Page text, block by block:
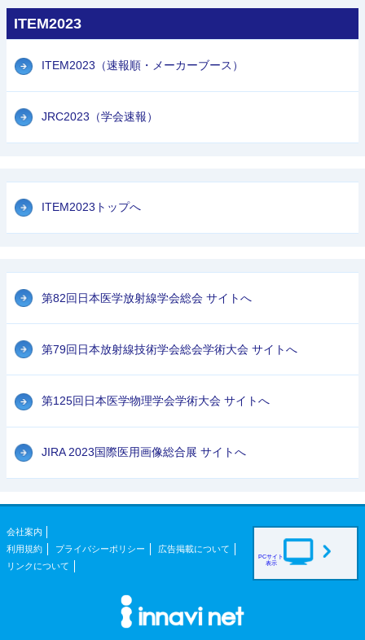
ITEM2023
ITEM2023（速報順・メーカーブース）
JRC2023（学会速報）
ITEM2023トップへ
第82回日本医学放射線学会総会 サイトへ
第79回日本放射線技術学会総会学術大会 サイトへ
第125回日本医学物理学会学術大会 サイトへ
JIRA 2023国際医用画像総合展 サイトへ
会社案内
利用規約
プライバシーポリシー
広告掲載について
リンクについて
PCサイト
表示